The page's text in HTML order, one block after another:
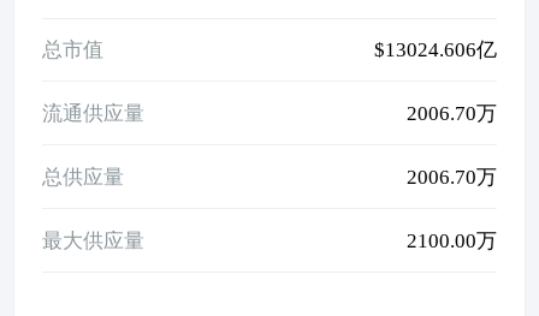
总市值 $13024.606亿
流通供应量 2006.70万
总供应量 2006.70万
最大供应量 2100.00万